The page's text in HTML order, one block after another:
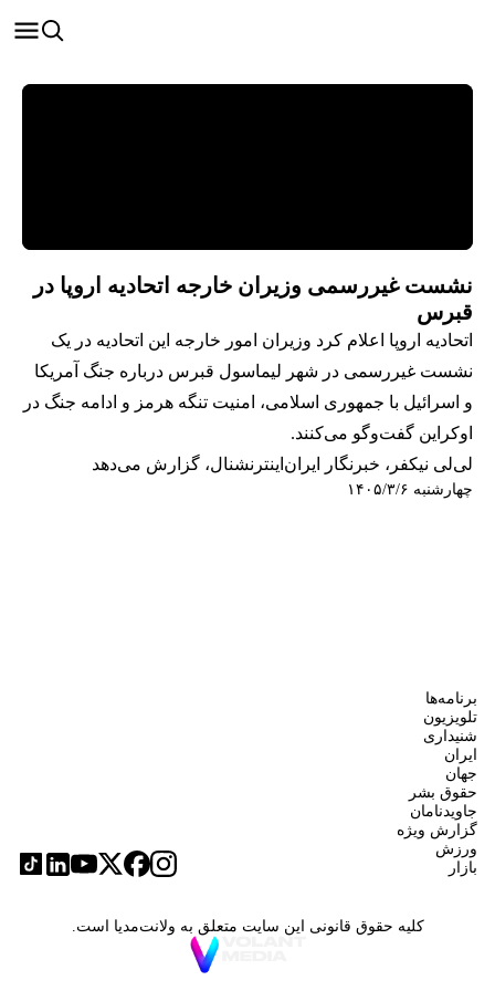
نشست غیررسمی وزیران خارجه اتحادیه اروپا در
قبرس
اتحادیه اروپا اعلام کرد وزیران امور خارجه این اتحادیه در یک
نشست غیررسمی در شهر لیماسول قبرس درباره جنگ آمریکا
و اسرائیل با جمهوری اسلامی، امنیت تنگه هرمز و ادامه جنگ در
اوکراین گفت‌وگو می‌کنند.
لی‌لی نیکفر، خبرنگار ایران‌اینترنشنال، گزارش می‌دهد
چهارشنبه ۱۴۰۵/۳/۶
برنامه‌ها
تلویزیون
شنیداری
ایران
جهان
حقوق بشر
جاویدنامان
گزارش ویژه
ورزش
بازار
کلیه حقوق قانونی این سایت متعلق به ولانت‌مدیا است.